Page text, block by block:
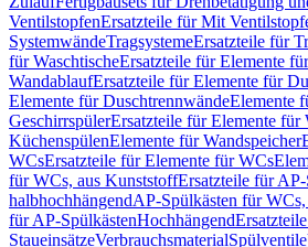
VentilstopfenErsatzteile für Mit
SystemwändeTragsystemeErsatzteile für
für WaschtischeErsatzteile für Elemente
WandablaufErsatzteile für Elemente für
Elemente für DuschtrennwändeElemente
GeschirrspülerErsatzteile für Elemente für
KüchenspülenElemente für Wandspeicher
WCsErsatzteile für Elemente für WCs
für WCs, aus KunststoffErsatzteile für
halbhochhängendAP-Spülkästen für
für AP-SpülkästenHochhängend
StaueinsätzeVerbrauchsmaterialSpülventile